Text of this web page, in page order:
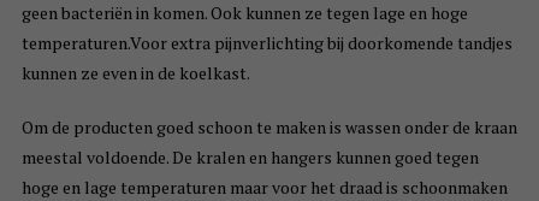
geen bacteriën in komen. Ook kunnen ze tegen lage en hoge
temperaturen.Voor extra pijnverlichting bij doorkomende tandjes
kunnen ze even in de koelkast.
Om de producten goed schoon te maken is wassen onder de kraan
meestal voldoende. De kralen en hangers kunnen goed tegen
hoge en lage temperaturen maar voor het draad is schoonmaken